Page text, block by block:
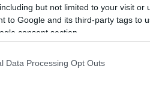
but not limited to your visit or
to Google and its third-party tags to
consent section.
Data Processing Opt Outs